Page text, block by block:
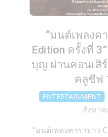
“มนต์เพลงค
Edition ครั้งที่
บุญ ผ่านคอนเสิ
คลูซีฟ
2026-
08-
ENTERTAINMENT
สิงหาค
“มนต์เพลงคาราบาว